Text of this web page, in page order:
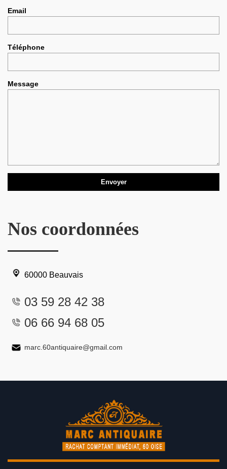
Email
Téléphone
Message
Nos coordonnées
60000 Beauvais
03 59 28 42 38
06 66 94 68 05
marc.60antiquaire@gmail.com